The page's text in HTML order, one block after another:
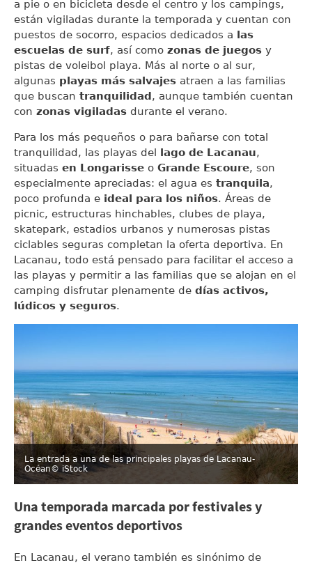
a pie o en bicicleta desde el centro y los campings,
están vigiladas durante la temporada y cuentan con
puestos de socorro, espacios dedicados a
las
escuelas de surf, así como zonas de juegos y
pistas de voleibol playa. Más al norte o al sur,
algunas playas más salvajes atraen a las familias
que buscan tranquilidad , aunque también cuentan
con zonas vigiladas durante el verano.
Para los más pequeños o para bañarse con total
tranquilidad, las playas del
lago de Lacanau,
situadas en Longarisse o Grande Escoure, son
especialmente apreciadas: el agua es tranquila,
poco profunda e ideal para los niños. Áreas de
picnic, estructuras hinchables, clubes de playa,
skatepark, estadios urbanos y numerosas pistas
ciclables seguras completan la oferta deportiva. En
Lacanau, todo está pensado para facilitar el acceso a
las playas y permitir a las familias que se alojan en el
camping disfrutar plenamente de días activos,
lúdicos y seguros.
La entrada a una de las principales playas de Lacanau-
Océan© iStock
Una temporada marcada por festivales y
grandes eventos deportivos
En Lacanau, el verano también es sinónimo de